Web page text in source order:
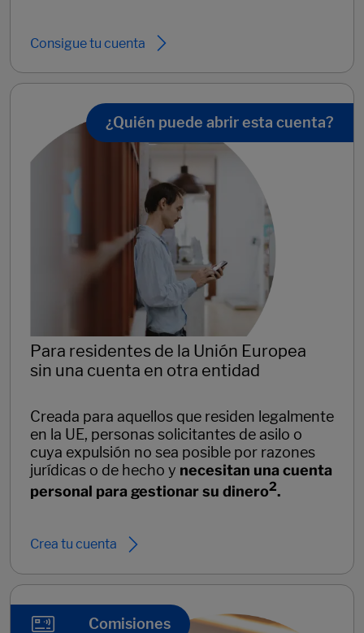
Consigue tu cuenta
¿Quién puede abrir esta cuenta?
Para residentes de la Unión Europea
sin una cuenta en otra entidad
Creada para aquellos que residen legalmente
en la UE, personas solicitantes de asilo o
cuya expulsión no sea posible por razones
jurídicas o de hecho y necesitan una cuenta
personal para gestionar su dinero2.
Crea tu cuenta
Comisiones